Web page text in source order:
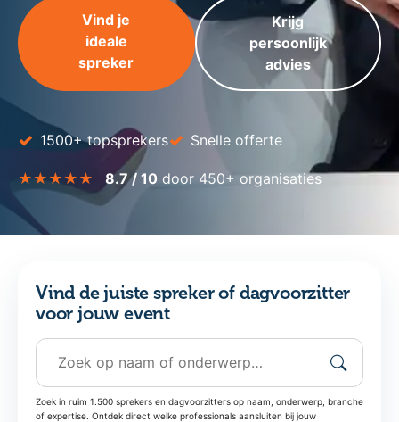
Vind je
ideale
spreker
Krijg
persoonlijk
advies
✓ 1500+ topsprekers✓ Snelle offerte
★★★★★ 8.7 / 10 door 450+ organisaties
Vind de juiste spreker of dagvoorzitter
voor jouw event
Zoek in ruim 1.500 sprekers en dagvoorzitters op naam, onderwerp, branche
of expertise. Ontdek direct welke professionals aansluiten bij jouw